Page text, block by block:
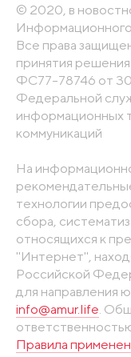
© 2020, в
Информационного
Все права
принятия
ФС77-78746 от 30
Федеральной
информационных
коммуникаций
На
технологии
сбора,
относящихся к
"Интернет",
Российской
для направления
info@amur.life .
Правила